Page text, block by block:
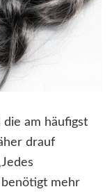
die am häufigst
drauf
benötigt mehr